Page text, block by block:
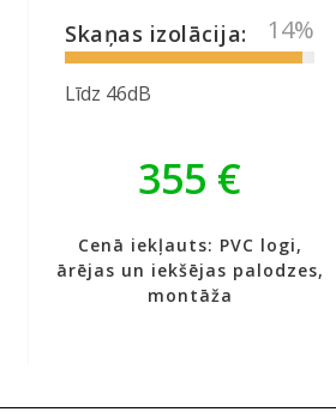
Skaņas izolācija: 40%
Līdz 46dB
355 €
Cenā iekļauts: PVC logi,
ārējas un iekšējas palodzes,
montāža